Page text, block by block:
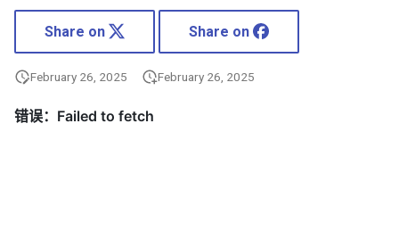
Share on Share on
February 26, 2025 February 26, 2025